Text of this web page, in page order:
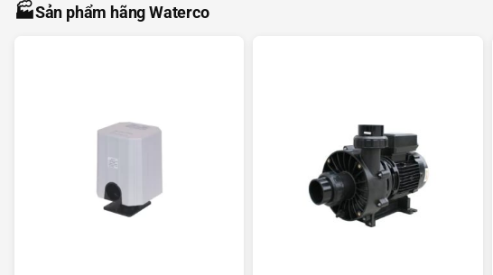
🏭Sản phẩm hãng Waterco